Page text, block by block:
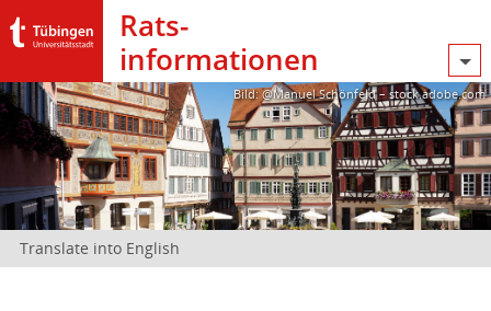
Rats­
informationen
Bild: @Manuel Schönfeld – stock.adobe.com
Translate into English